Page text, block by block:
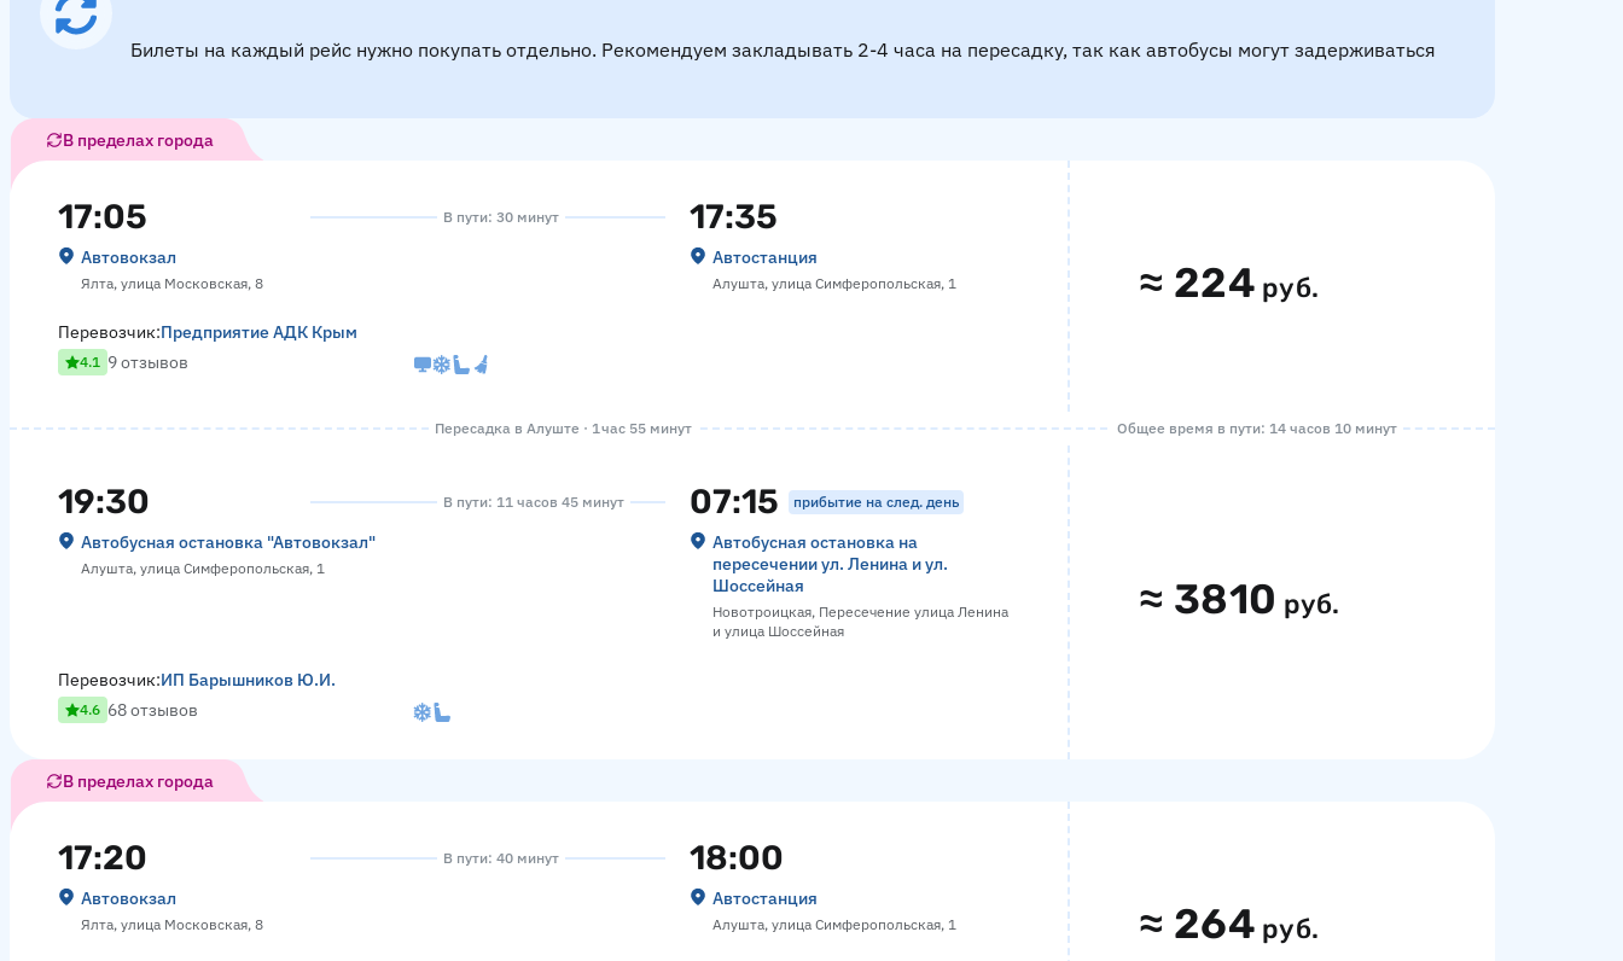
Билеты на каждый рейс нужно покупать отдельно. Рекомендуем закладывать 2-4 часа на пересадку, так как автобусы могут задерживаться
В пределах города
17:05
Автовокзал
Ялта, улица Московская, 8
В пути: 30 минут 17:35
Автостанция
Алушта, улица Симферопольская, 1 ≈ 224 руб.
Перевозчик:Предприятие АДК Крым
4.1 9 отзывов
Пересадка в Алуште · 1 час 55 минут Общее время в пути: 14 часов 10 минут
19:30
Автобусная остановка "Автовокзал"
Алушта, улица Симферопольская, 1
В пути: 11 часов 45 минут 07:15 прибытие на след. день
Автобусная остановка на
пересечении ул. Ленина и ул.
Шоссейная
Новотроицкая, Пересечение улица Ленина
и улица Шоссейная
≈ 3810 руб.
Перевозчик:ИП Барышников Ю.И.
4.6 68 отзывов
В пределах города
17:20
Автовокзал
Ялта, улица Московская, 8
В пути: 40 минут 18:00
Автостанция
Алушта, улица Симферопольская, 1 ≈ 264 руб.